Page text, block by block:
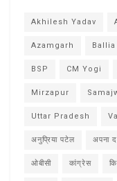
Akhilesh Yadav
Azamgarh Ballia
BSP CM Yogi
Mirzapur
Uttar Pradesh
अनुप्रिया पटेल अपना
ओबीसी कांग्रेस